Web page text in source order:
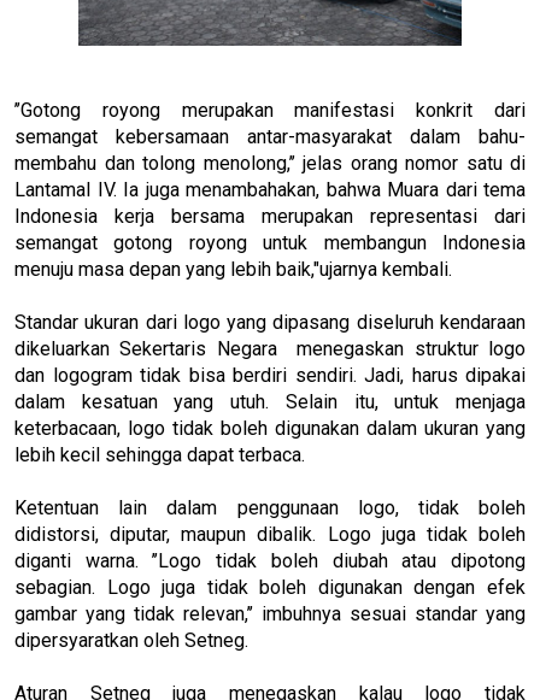
’’Gotong royong merupakan manifestasi konkrit dari
semangat kebersamaan antar-masyarakat dalam bahu-
membahu dan tolong menolong,’’ jelas orang nomor satu di
Lantamal IV. Ia juga menambahakan, bahwa Muara dari tema
Indonesia kerja bersama merupakan representasi dari
semangat gotong royong untuk membangun Indonesia
menuju masa depan yang lebih baik,"ujarnya kembali.
Standar ukuran dari logo yang dipasang diseluruh kendaraan
dikeluarkan Sekertaris Negara menegaskan struktur logo
dan logogram tidak bisa berdiri sendiri. Jadi, harus dipakai
dalam kesatuan yang utuh. Selain itu, untuk menjaga
keterbacaan, logo tidak boleh digunakan dalam ukuran yang
lebih kecil sehingga dapat terbaca.
Ketentuan lain dalam penggunaan logo, tidak boleh
didistorsi, diputar, maupun dibalik. Logo juga tidak boleh
diganti warna. ’’Logo tidak boleh diubah atau dipotong
sebagian. Logo juga tidak boleh digunakan dengan efek
gambar yang tidak relevan,’’ imbuhnya sesuai standar yang
dipersyaratkan oleh Setneg.
Aturan Setneg juga menegaskan kalau logo tidak